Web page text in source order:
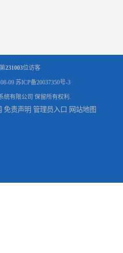
231003位访客
09 苏ICP备20037350号-3
统有限公司 保留所有权利.
免责声明 管理员入口 网站地图